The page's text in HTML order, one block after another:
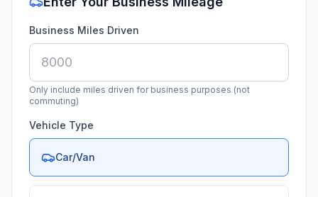
Business Miles Driven
Only include miles driven for business purposes (not
commuting)
Vehicle Type
Car/Van